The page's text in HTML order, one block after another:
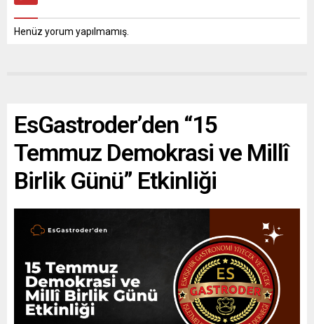
Henüz yorum yapılmamış.
EsGastroder’den “15
Temmuz Demokrasi ve Millî
Birlik Günü” Etkinliği